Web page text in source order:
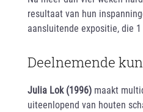
resultaat van hun
aansluitende expositie, die
Deelnemende
Julia Lok (1996) maakt
uiteenlopend van houten